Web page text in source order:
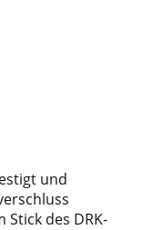
und
des DRK-